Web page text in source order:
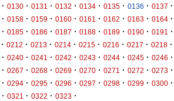
· 0130 · 0131 · 0132 · 0134 · 0135 · 0136 · 0137 ·
· 0158 · 0159 · 0160 · 0161 · 0162 · 0163 · 0164 ·
· 0185 · 0186 · 0187 · 0188 · 0189 · 0190 · 0191 ·
· 0212 · 0213 · 0214 · 0215 · 0216 · 0217 · 0218 ·
· 0240 · 0241 · 0242 · 0243 · 0244 · 0245 · 0246 ·
· 0267 · 0268 · 0269 · 0270 · 0271 · 0272 · 0273 ·
· 0294 · 0295 · 0296 · 0297 · 0298 · 0299 · 0300 ·
· 0321 · 0322 · 0323 ·